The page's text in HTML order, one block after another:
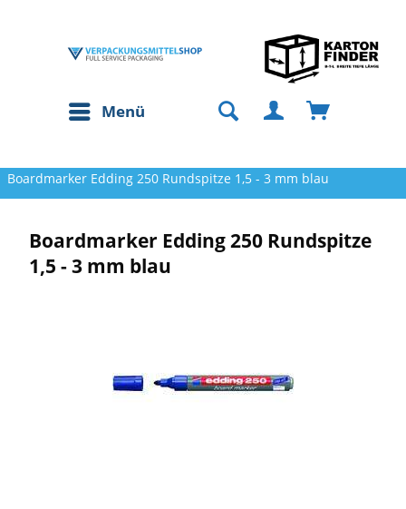
Menü
Boardmarker Edding 250 Rundspitze 1,5 - 3 mm blau
Boardmarker Edding 250 Rundspitze
1,5 - 3 mm blau